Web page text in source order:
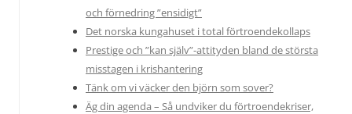
och förnedring ”ensidigt”
Det norska kungahuset i total förtroendekollaps
Prestige och ”kan själv”-attityden bland de största
misstagen i krishantering
Tänk om vi väcker den björn som sover?
Äg din agenda – Så undviker du förtroendekriser,